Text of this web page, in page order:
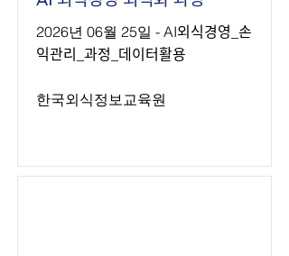
2026년 06월 25일 - AI외식경영_손
익관리_과정_데이터활용
한국외식정보교육원